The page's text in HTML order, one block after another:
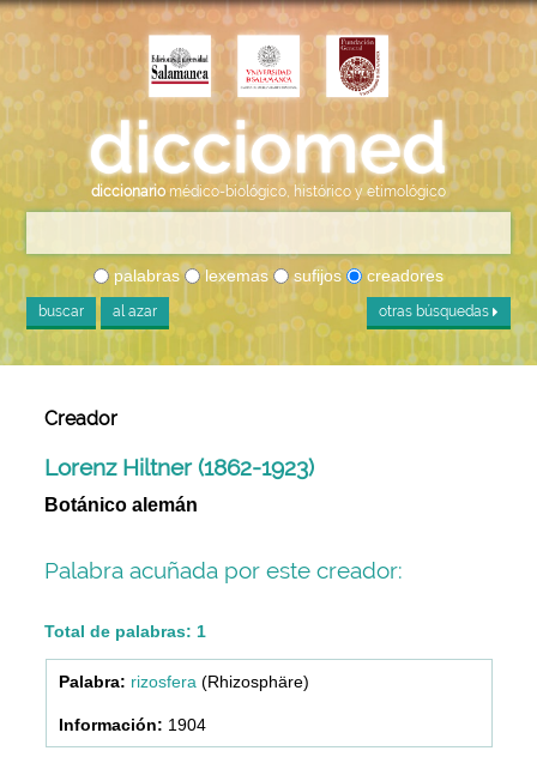
diccionario médico-biológico, histórico y etimológico
palabras lexemas sufijos creadores
buscar al azar otras búsquedas
Creador
Lorenz Hiltner (1862-1923)
Botánico alemán
Palabra acuñada por este creador:
Total de palabras: 1
rizosfera (Rhizosphäre)
1904